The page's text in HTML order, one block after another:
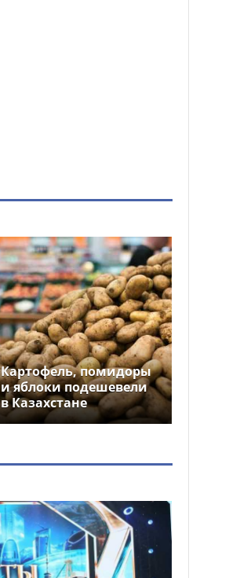
Картофель, помидоры
и яблоки подешевели
в Казахстане